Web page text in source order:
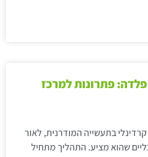
פתרונות למרכז
בתעשייה המודרנית, לאור
שהוא מציע. התהליך מתחיל